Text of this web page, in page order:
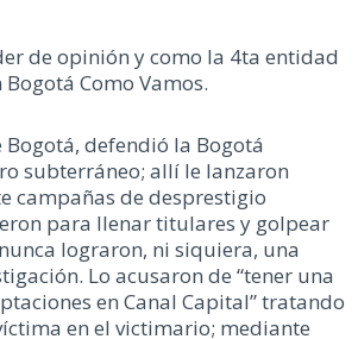
de opinión y como la 4ta entidad
Como Vamos.
Bogotá, defendió la Bogotá
subterráneo; allí le lanzaron
campañas de desprestigio
para llenar titulares y golpear
lograron, ni siquiera, una
Lo acusaron de “tener una
en Canal Capital” tratando
en el victimario; mediante